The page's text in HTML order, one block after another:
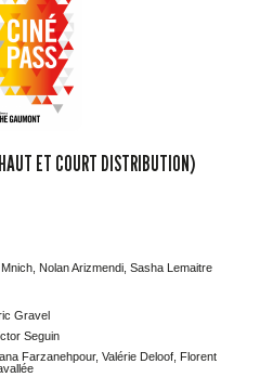
ET COURT DISTRIBUTION)
Nolan Arizmendi, Sasha Lemaitre
Gravel
Seguin
Farzanehpour, Valérie Deloof, Florent